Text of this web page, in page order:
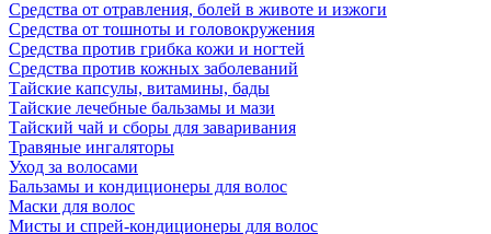
Средства от отравления, болей в животе и изжоги
Средства от тошноты и головокружения
Средства против грибка кожи и ногтей
Средства против кожных заболеваний
Тайские капсулы, витамины, бады
Тайские лечебные бальзамы и мази
Тайский чай и сборы для заваривания
Травяные ингаляторы
Уход за волосами
Бальзамы и кондиционеры для волос
Маски для волос
Мисты и спрей-кондиционеры для волос